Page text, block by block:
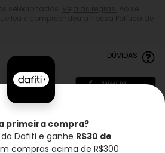
DÚVIDAS
Troca grátis Entrega rápida
primeira compra?
Dafiti e ganhe R$30 de
compras acima de R$300